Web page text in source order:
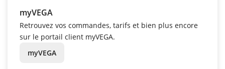
myVEGA
Retrouvez vos commandes, tarifs et bien plus encore
sur le portail client myVEGA.
myVEGA